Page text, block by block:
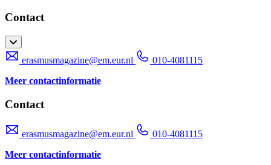
Contact
erasmusmagazine@em.eur.nl
010-4081115
Meer contactinformatie
Contact
erasmusmagazine@em.eur.nl
010-4081115
Meer contactinformatie